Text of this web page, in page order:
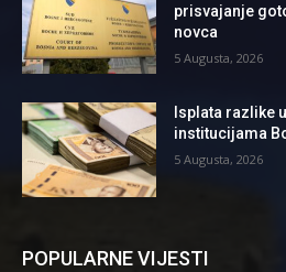
prisvajanje
novca
5 Augusta, 2026
Isplata razlike
institucijama
5 Augusta, 2026
POPULARNE VIJESTI